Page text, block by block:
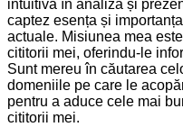
intuitivă în analiza și
captez esența și
actuale. Misiunea mea
cititorii mei, oferindu-le
Sunt mereu în căutarea
domeniile pe care le
pentru a aduce cele mai
cititorii mei.